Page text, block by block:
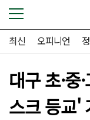
최신 오피니언
대구 초·
스크 등교'